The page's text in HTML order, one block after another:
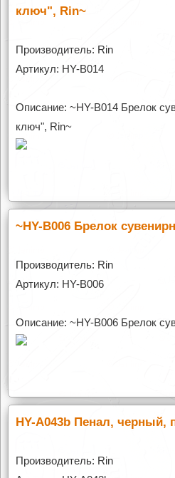
ключ", Rin~
Производитель: Rin
Артикул: HY-B014
Описание: ~HY-B014 Брелок
ключ", Rin~
~HY-B006 Брелок
Производитель: Rin
Артикул: HY-B006
Описание: ~HY-B006 Брелок
HY-A043b Пенал, черный,
Производитель: Rin